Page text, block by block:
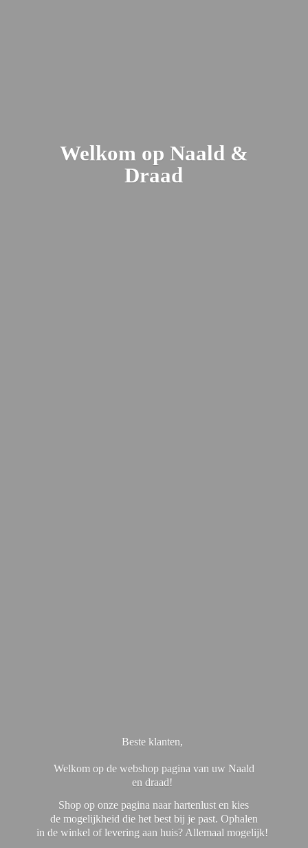
Welkom op Naald &
Draad
Beste klanten,
Welkom op de webshop pagina van uw Naald
en draad!
Shop op onze pagina naar hartenlust en kies
de mogelijkheid die het best bij je past. Ophalen
in de winkel of levering aan huis? Allemaal mogelijk!